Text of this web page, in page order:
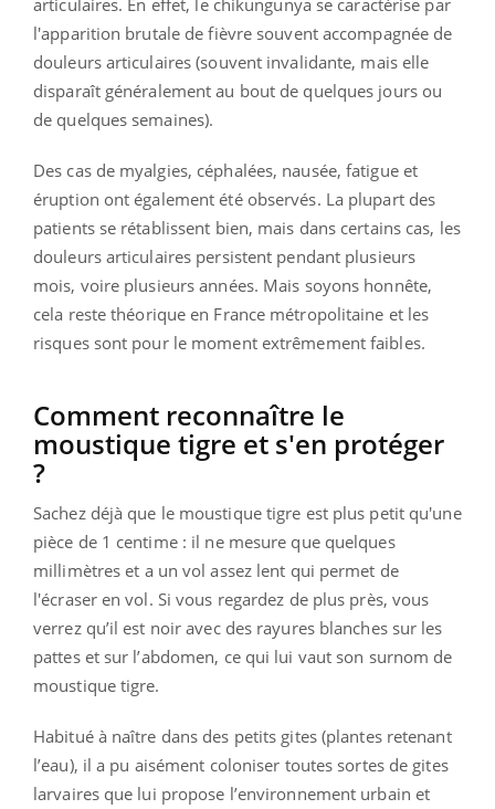
l'apparition brutale de fièvre souvent accompagnée de
douleurs articulaires (souvent invalidante, mais elle
disparaît généralement au bout de quelques jours ou
de quelques semaines).
Des cas de myalgies, céphalées, nausée, fatigue et
éruption ont également été observés. La plupart des
patients se rétablissent bien, mais dans certains cas, les
douleurs articulaires persistent pendant plusieurs
mois, voire plusieurs années. Mais soyons honnête,
cela reste théorique en France métropolitaine et les
risques sont pour le moment extrêmement faibles.
Comment reconnaître le
moustique tigre et s'en protéger
?
Sachez déjà que le moustique tigre est plus petit qu'une
pièce de 1 centime : il ne mesure que quelques
millimètres et a un vol assez lent qui permet de
l'écraser en vol. Si vous regardez de plus près, vous
verrez qu’il est noir avec des rayures blanches sur les
pattes et sur l’abdomen, ce qui lui vaut son surnom de
moustique tigre.
Habitué à naître dans des petits gites (plantes retenant
l’eau), il a pu aisément coloniser toutes sortes de gites
larvaires que lui propose l’environnement urbain et